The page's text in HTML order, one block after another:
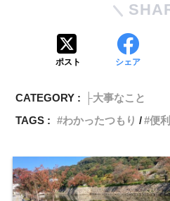
ポスト シェア
CATEGORY :
├大事なこと
TAGS :
わかったつもり 便利